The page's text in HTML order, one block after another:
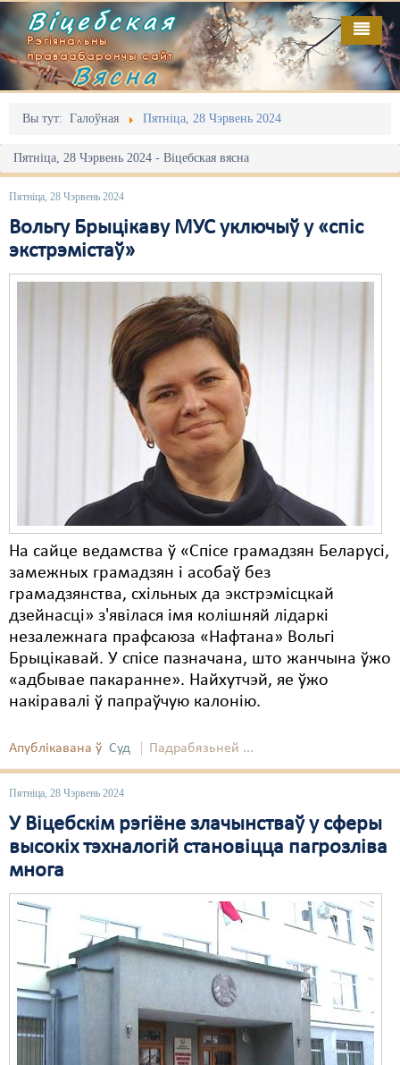
Віцебская
Рэгіянальны
праваабарончы сайт
Вясна
Вы тут: Галоўная Пятніца, 28 Чэрвень 2024
Пятніца, 28 Чэрвень 2024 - Віцебская вясна
Пятніца, 28 Чэрвень 2024
Вольгу Брыцікаву МУС уключыў у «спіс
экстрэмістаў»
На сайце ведамства ў «Спісе грамадзян Беларусі,
замежных грамадзян і асобаў без
грамадзянства, схільных да экстрэмісцкай
дзейнасці» з'явілася імя колішняй лідаркі
незалежнага прафсаюза «Нафтана» Вольгі
Брыцікавай. У спісе пазначана, што жанчына ўжо
«адбывае пакаранне». Найхутчэй, яе ўжо
накіравалі ў папраўчую калонію.
Апублікавана ў Суд Падрабязьней ...
Пятніца, 28 Чэрвень 2024
У Віцебскім рэгіёне злачынстваў у сферы
высокіх тэхналогій становіцца пагрозліва
многа
Галоўная
Адміністрацыйны перасьлед
Акцыі
Выбары
Грамадзянскія ініцыятывы
Карная псыхіятрыя
Мігранты
Мірныя сходы
Палітвязьні
Праваабаронцы
Правы дзіцяці
Распальваньне варожасьці
Рознае
Свабода слова
Свабода сумленьня
Суд
Сьмяротнае пакараньне
Экалёгія
Правы працоўных
Сацыяльныя правы
Выданьні
Відэа
Пра нас
RSS